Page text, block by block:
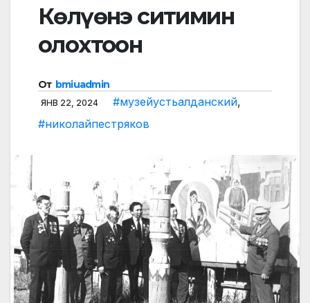
Көлүөнэ ситимин
олохтоон
От bmiuadmin
ЯНВ 22, 2024 #музейустьалданский,
#николайпестряков